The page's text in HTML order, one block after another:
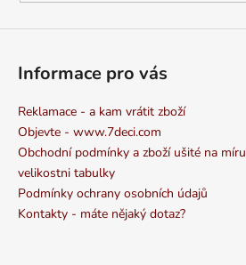
Informace pro vás
Reklamace - a kam vrátit zboží
Objevte - www.7deci.com
Obchodní podmínky a zboží ušité na míru
velikostni tabulky
Podmínky ochrany osobních údajů
Kontakty - máte nějaký dotaz?